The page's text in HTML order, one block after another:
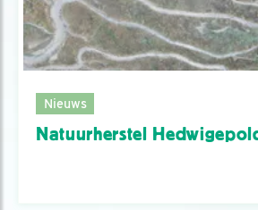
Nieuws
Natuurherstel